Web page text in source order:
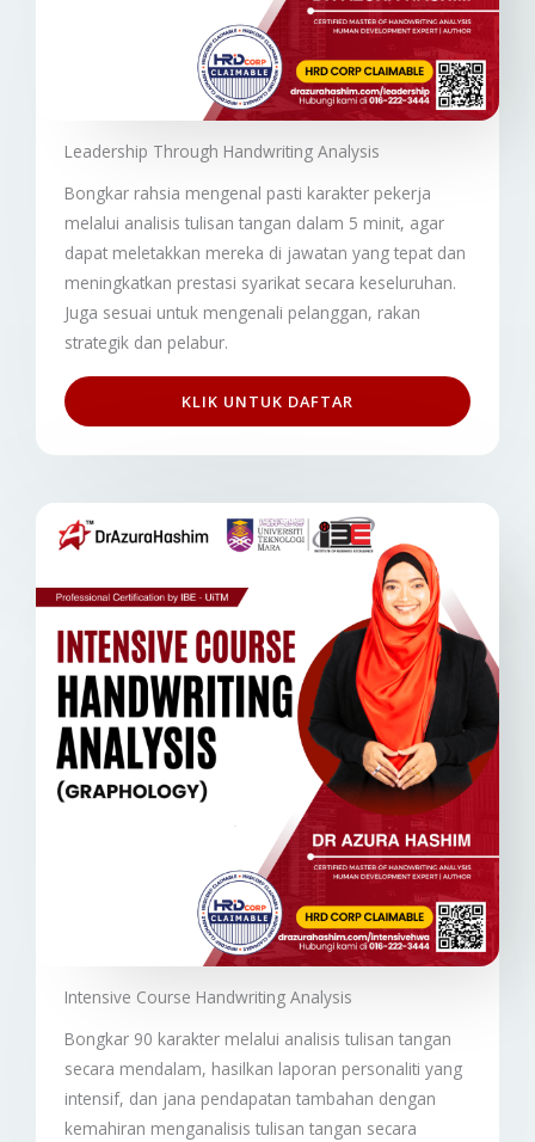
Leadership Through Handwriting Analysis​
Bongkar rahsia mengenal pasti karakter pekerja
melalui analisis tulisan tangan dalam 5 minit, agar
dapat meletakkan mereka di jawatan yang tepat dan
meningkatkan prestasi syarikat secara keseluruhan.
Juga sesuai untuk mengenali pelanggan, rakan
strategik dan pelabur.
KLIK UNTUK DAFTAR
Intensive Course Handwriting Analysis​​
Bongkar 90 karakter melalui analisis tulisan tangan
secara mendalam, hasilkan laporan personaliti yang
intensif, dan jana pendapatan tambahan dengan
kemahiran menganalisis tulisan tangan secara